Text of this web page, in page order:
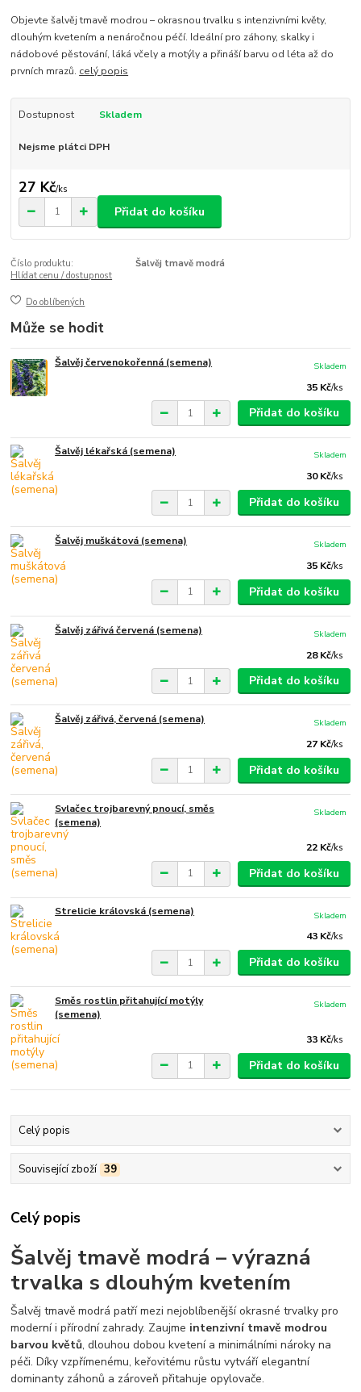
Objevte šalvěj tmavě modrou – okrasnou trvalku s intenzivními květy,
dlouhým kvetením a nenáročnou péčí. Ideální pro záhony, skalky i
nádobové pěstování, láká včely a motýly a přináší barvu od léta až do
prvních mrazů. celý popis
Dostupnost Skladem
Nejsme plátci DPH
27 Kč/ks
Přidat do košíku
Číslo produktu:
Šalvěj tmavě modrá
Hlídat cenu / dostupnost
Do oblíbených
Může se hodit
Šalvěj červenokořenná (semena)
35 Kč/ks
Skladem
Přidat do košíku
Šalvěj lékařská (semena)
30 Kč/ks
Skladem
Přidat do košíku
Šalvěj muškátová (semena)
35 Kč/ks
Skladem
Přidat do košíku
Šalvěj zářivá červená (semena)
28 Kč/ks
Skladem
Přidat do košíku
Šalvěj zářivá, červená (semena)
27 Kč/ks
Skladem
Přidat do košíku
Svlačec trojbarevný pnoucí, směs
(semena)
22 Kč/ks
Skladem
Přidat do košíku
Strelicie královská (semena)
43 Kč/ks
Skladem
Přidat do košíku
Směs rostlin přitahující motýly
(semena)
33 Kč/ks
Skladem
Přidat do košíku
Celý popis
Související zboží 39
Celý popis
Šalvěj tmavě modrá – výrazná
trvalka s dlouhým kvetením
Šalvěj tmavě modrá patří mezi nejoblíbenější okrasné trvalky pro
moderní i přírodní zahrady. Zaujme intenzivní tmavě modrou
barvou květů, dlouhou dobou kvetení a minimálními nároky na
péči. Díky vzpřímenému, keřovitému růstu vytváří elegantní
dominanty záhonů a zároveň přitahuje opylovače.